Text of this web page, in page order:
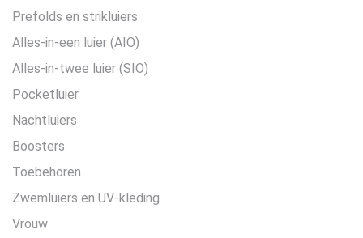
Prefolds en strikluiers
Alles-in-een luier (AIO)
Alles-in-twee luier (SIO)
Pocketluier
Nachtluiers
Boosters
Toebehoren
Zwemluiers en UV-kleding
Vrouw